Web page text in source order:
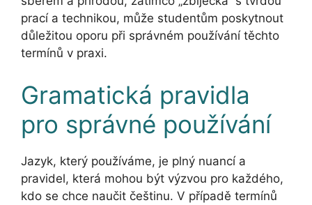
prací a technikou, může studentům poskytnout
důležitou oporu při správném používání těchto
termínů v praxi.
Gramatická pravidla
pro správné používání
Jazyk, který používáme, je plný nuancí a
pravidel, která mohou být výzvou pro každého,
kdo se chce naučit češtinu. V případě termínů